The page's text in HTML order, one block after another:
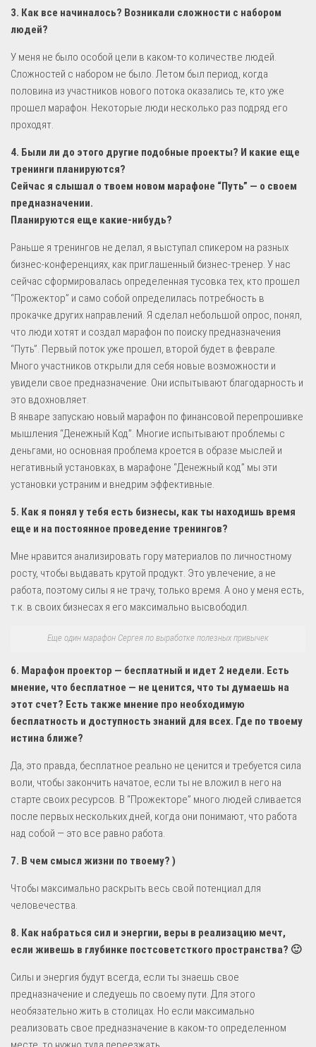
3. Как все начиналось? Возникали сложности с набором
людей?
У меня не было особой цели в каком-то количестве людей.
Сложностей с набором не было. Летом был период, когда
половина из участников нового потока оказались те, кто уже
прошел марафон. Некоторые люди несколько раз подряд его
проходят.
4. Были ли до этого другие подобные проекты? И какие еще
тренинги планируются?
Сейчас я слышал о твоем новом марафоне “Путь” — о своем
предназначении.
Планируются еще какие-нибудь?
Раньше я тренингов не делал, я выступал спикером на разных
бизнес-конференциях, как приглашенный бизнес-тренер. У нас
сейчас сформировалась определенная тусовка тех, кто прошел
“Прожектор” и само собой определилась потребность в
прокачке других направлений. Я сделал небольшой опрос, понял,
что люди хотят и создал марафон по поиску предназначения
“Путь”. Первый поток уже прошел, второй будет в феврале.
Много участников открыли для себя новые возможности и
увидели свое предназначение. Они испытывают благодарность и
это вдохновляет.
В январе запускаю новый марафон по финансовой перепрошивке
мышления “Денежный Код”. Многие испытывают проблемы с
деньгами, но основная проблема кроется в образе мыслей и
негативный установках, в марафоне “Денежный код” мы эти
установки устраним и внедрим эффективные.
5. Как я понял у тебя есть бизнесы, как ты находишь время
еще и на постоянное проведение тренингов?
Мне нравится анализировать гору материалов по личностному
росту, чтобы выдавать крутой продукт. Это увлечение, а не
работа, поэтому силы я не трачу, только время. А оно у меня есть,
т.к. в своих бизнесах я его максимально высвободил.
Еще один марафон Сергея по выработке полезных привычек
6. Марафон проектор — бесплатный и идет 2 недели. Есть
мнение, что бесплатное — не ценится, что ты думаешь на
этот счет? Есть также мнение про необходимую
бесплатность и доступность знаний для всех. Где по твоему
истина ближе?
Да, это правда, бесплатное реально не ценится и требуется сила
воли, чтобы закончить начатое, если ты не вложил в него на
старте своих ресурсов. В “Прожекторе” много людей сливается
после первых нескольких дней, когда они понимают, что работа
над собой — это все равно работа.
7. В чем смысл жизни по твоему? )
Чтобы максимально раскрыть весь свой потенциал для
человечества.
8. Как набраться сил и энергии, веры в реализацию мечт,
если живешь в глубинке постсоветсткого пространства? 🙂
Силы и энергия будут всегда, если ты знаешь свое
предназначение и следуешь по своему пути. Для этого
необязательно жить в столицах. Но если максимально
реализовать свое предназначение в каком-то определенном